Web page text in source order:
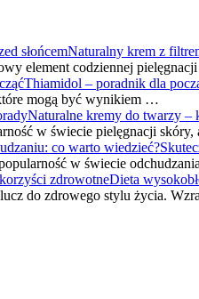
Naturalny krem z
element codziennej
Thiamidol – poradnik dla
mogą być wynikiem …
Naturalne kremy do twarzy –
w świecie pielęgnacji
w świecie
Dieta
do zdrowego stylu życia.